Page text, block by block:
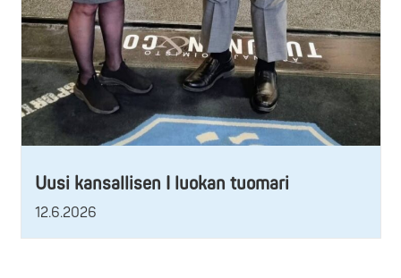
Uusi kansallisen I luokan tuomari
12.6.2026